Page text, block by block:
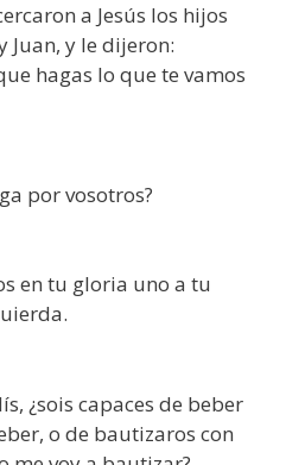
a Jesús los hijos
Juan, y le dijeron:
hagas lo que te vamos
por vosotros?
en tu gloria uno a tu
¿sois capaces de beber
o de bautizaros con